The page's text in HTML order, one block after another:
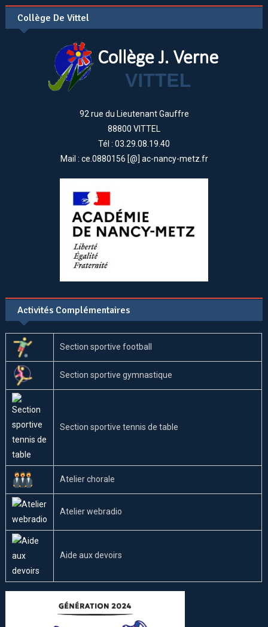
Collège De Vittel
92 rue du Lieutenant Gauffre
88800 VITTEL
Tél : 03.29.08.19.40
Mail : ce.0880156 [@] ac-nancy-metz.fr
Activités Complémentaires
Section sportive football
Section sportive gymnastique
Section sportive tennis de table
Atelier chorale
Atelier webradio
Aide aux devoirs